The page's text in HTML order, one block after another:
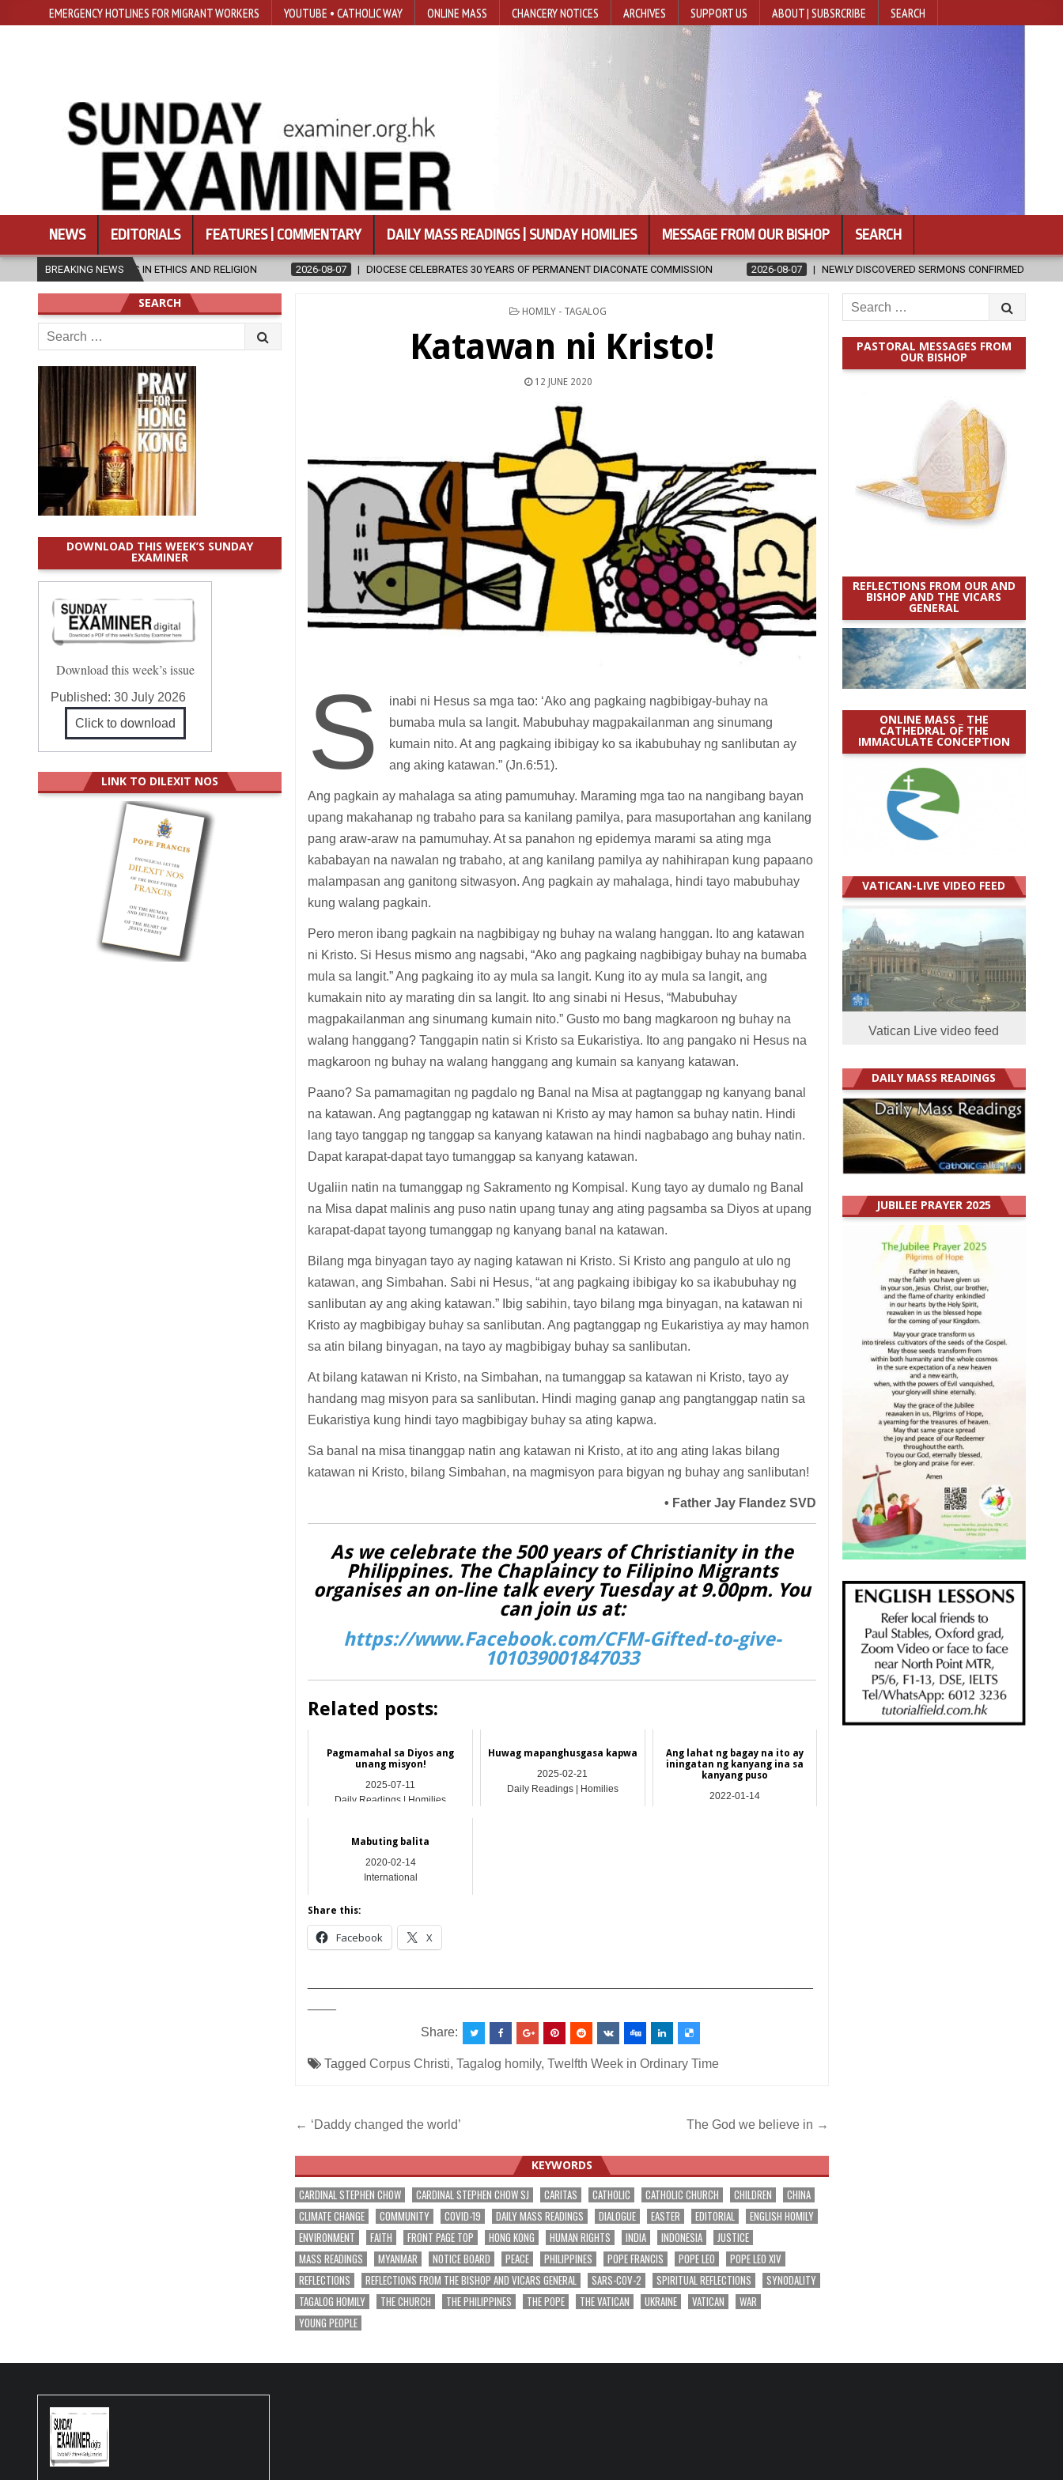
EMERGENCY HOTLINES FOR MIGRANT WORKERS YOUTUBE • CATHOLIC WAY ONLINE MASS CHANCERY NOTICES ARCHIVES SUPPORT US ABOUT | SUBSRCRIBE SEARCH
NEWS EDITORIALS FEATURES | COMMENTARY DAILY MASS READINGS | SUNDAY HOMILIES MESSAGE FROM OUR BISHOP SEARCH
BREAKING NEWS
IN ETHICS AND RELIGION 2026-08-07 DIOCESE CELEBRATES 30 YEARS OF PERMANENT DIACONATE COMMISSION 2026-08-07 NEWLY DISCOVERED SERMONS CONFIRMED AS WRITTEN BY ST.
POSTED
HOMILY - TAGALOG
Katawan ni Kristo!
12 JUNE 2020
S
inabi ni Hesus sa mga tao: ‘Ako ang pagkaing nagbibigay-buhay na
bumaba mula sa langit. Mabubuhay magpakailanman ang sinumang
kumain nito. At ang pagkaing ibibigay ko sa ikabubuhay ng sanlibutan ay
ang aking katawan.” (Jn.6:51).
Ang pagkain ay mahalaga sa ating pamumuhay. Maraming mga tao na nangibang bayan
upang makahanap ng trabaho para sa kanilang pamilya, para masuportahan ang kanilang
pang araw-araw na pamumuhay. At sa panahon ng epidemya marami sa ating mga
kababayan na nawalan ng trabaho, at ang kanilang pamilya ay nahihirapan kung papaano
malampasan ang ganitong sitwasyon. Ang pagkain ay mahalaga, hindi tayo mabubuhay
kung walang pagkain.
Pero meron ibang pagkain na nagbibigay ng buhay na walang hanggan. Ito ang katawan
ni Kristo. Si Hesus mismo ang nagsabi, “Ako ang pagkaing nagbibigay buhay na bumaba
mula sa langit.” Ang pagkaing ito ay mula sa langit. Kung ito ay mula sa langit, ang
kumakain nito ay marating din sa langit. Ito ang sinabi ni Hesus, “Mabubuhay
magpakailanman ang sinumang kumain nito.” Gusto mo bang magkaroon ng buhay na
walang hanggang? Tanggapin natin si Kristo sa Eukaristiya. Ito ang pangako ni Hesus na
magkaroon ng buhay na walang hanggang ang kumain sa kanyang katawan.
Paano? Sa pamamagitan ng pagdalo ng Banal na Misa at pagtanggap ng kanyang banal
na katawan. Ang pagtanggap ng katawan ni Kristo ay may hamon sa buhay natin. Hindi
lang tayo tanggap ng tanggap sa kanyang katawan na hindi nagbabago ang buhay natin.
Dapat karapat-dapat tayo tumanggap sa kanyang katawan.
Ugaliin natin na tumanggap ng Sakramento ng Kompisal. Kung tayo ay dumalo ng Banal
na Misa dapat malinis ang puso natin upang tunay ang ating pagsamba sa Diyos at upang
karapat-dapat tayong tumanggap ng kanyang banal na katawan.
Bilang mga binyagan tayo ay naging katawan ni Kristo. Si Kristo ang pangulo at ulo ng
katawan, ang Simbahan. Sabi ni Hesus, “at ang pagkaing ibibigay ko sa ikabubuhay ng
sanlibutan ay ang aking katawan.” Ibig sabihin, tayo bilang mga binyagan, na katawan ni
Kristo ay magbibigay buhay sa sanlibutan. Ang pagtanggap ng Eukaristiya ay may hamon
sa atin bilang binyagan, na tayo ay magbibigay buhay sa sanlibutan.
At bilang katawan ni Kristo, na Simbahan, na tumanggap sa katawan ni Kristo, tayo ay
handang mag misyon para sa sanlibutan. Hindi maging ganap ang pangtanggap natin sa
Eukaristiya kung hindi tayo magbibigay buhay sa ating kapwa.
Sa banal na misa tinanggap natin ang katawan ni Kristo, at ito ang ating lakas bilang
katawan ni Kristo, bilang Simbahan, na magmisyon para bigyan ng buhay ang sanlibutan!
• Father Jay Flandez SVD
As we celebrate the 500 years of Christianity in the
Philippines. The Chaplaincy to Filipino Migrants
organises an on-line talk every Tuesday at 9.00pm. You
can join us at:
https://www.Facebook.com/CFM-Gifted-to-give-
101039001847033
Related posts:
Pagmamahal sa Diyos ang
unang misyon!
2025-07-11
Daily Readings | Homilies
Huwag mapanghusgasa kapwa
2025-02-21
Daily Readings | Homilies
Ang lahat ng bagay na ito ay
iningatan ng kanyang ina sa
kanyang puso
2022-01-14
Mabuting balita
2020-02-14
International
Share this:
Facebook X
Share:
TaggedCorpus Christi,Tagalog homily,Twelfth Week in Ordinary Time
Post
navigation
← ‘Daddy changed the world’ The God we believe in →
KEYWORDS
CARDINAL STEPHEN CHOW CARDINAL STEPHEN CHOW SJ CARITAS CATHOLIC CATHOLIC CHURCH CHILDREN
CHINA
CLIMATE CHANGE
COMMUNITY COVID-19 DAILY MASS READINGS DIALOGUE EASTER EDITORIAL
ENGLISH HOMILY
ENVIRONMENT
FAITH FRONT PAGE TOP HONG KONG HUMAN RIGHTS INDIA INDONESIA
JUSTICE
MASS READINGS
MYANMAR NOTICE BOARD PEACE PHILIPPINES POPE FRANCIS POPE LEO
POPE LEO XIV
REFLECTIONS
REFLECTIONS FROM THE BISHOP AND VICARS GENERAL SARS-COV-2 SPIRITUAL REFLECTIONS
SYNODALITY
TAGALOG HOMILY
THE CHURCH THE PHILIPPINES THE POPE THE VATICAN UKRAINE VATICAN
WAR
YOUNG PEOPLE
Search
for:
PASTORAL MESSAGES FROM
OUR BISHOP
REFLECTIONS FROM OUR AND
BISHOP AND THE VICARS
GENERAL
ONLINE MASS _ THE
CATHEDRAL OF THE
IMMACULATE CONCEPTION
VATICAN-LIVE VIDEO FEED
Vatican Live video feed
DAILY MASS READINGS
JUBILEE PRAYER 2025
SEARCH
Search
for:
DOWNLOAD THIS WEEK’S SUNDAY
EXAMINER
Download this week’s issue
Published:30 July 2026
Click to download
LINK TO DILEXIT NOS